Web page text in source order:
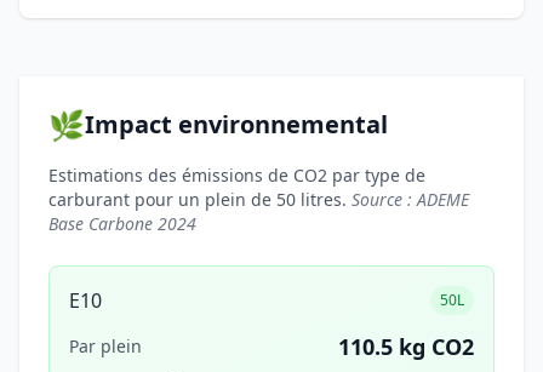
🌿Impact environnemental
Estimations des émissions de CO2 par type de
carburant pour un plein de 50 litres. Source : ADEME
Base Carbone 2024
E10 50L
Par plein 110.5 kg CO2